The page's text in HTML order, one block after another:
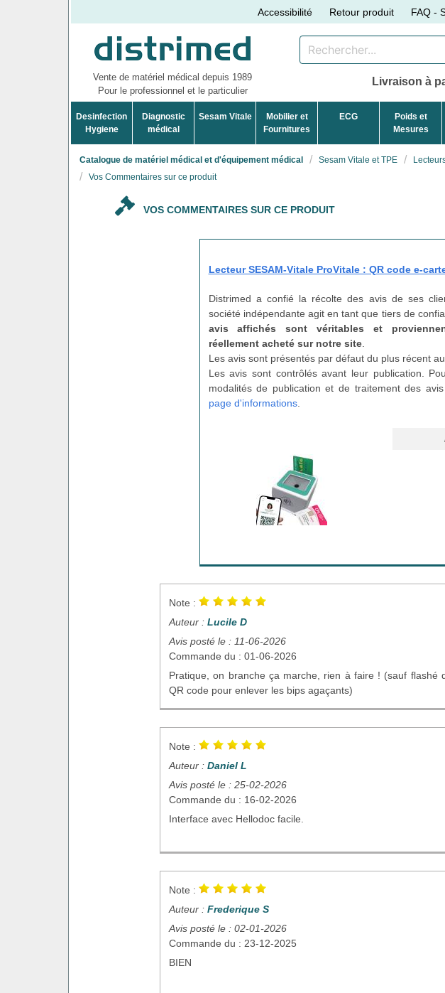
Accessibilité Retour produit FAQ -
Vente de matériel médical depuis 1989
Pour le professionnel et le particulier
Livraison à
Desinfection
Hygiene
Diagnostic
médical
Sesam Vitale
Mobilier et
Fournitures
ECG
Poids et
Mesures
Catalogue de matériel médical et d'équipement médical Sesam Vitale et TPE
Vos Commentaires sur ce produit
VOS COMMENTAIRES SUR CE PRODUIT
Lecteur SESAM-Vitale ProVitale : QR code e-
Distrimed a confié la récolte des avis de ses
société indépendante agit en tant que tiers de
avis affichés sont véritables et
réellement acheté sur notre site.
Les avis sont présentés par défaut du plus récent au
Les avis sont contrôlés avant leur publication.
modalités de publication et de traitement des
page d'informations.
Note :
Auteur : Lucile D
Avis posté le : 11-06-2026
Commande du : 01-06-2026
Pratique, on branche ça marche, rien à faire ! (sauf flashé
QR code pour enlever les bips agaçants)
Note :
Auteur : Daniel L
Avis posté le : 25-02-2026
Commande du : 16-02-2026
Interface avec Hellodoc facile.
Note :
Auteur : Frederique S
Avis posté le : 02-01-2026
Commande du : 23-12-2025
BIEN